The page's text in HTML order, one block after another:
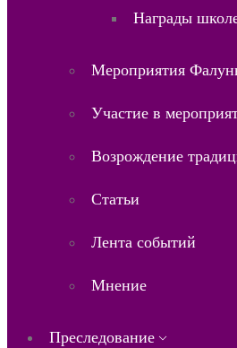
Награды
Мероприятия
Участие в
Возрождение
Статьи
Лента событий
Мнение
Преследование